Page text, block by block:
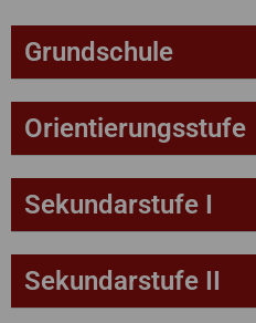
Grundschule
Orientierungsstufe
Sekundarstufe I
Sekundarstufe II